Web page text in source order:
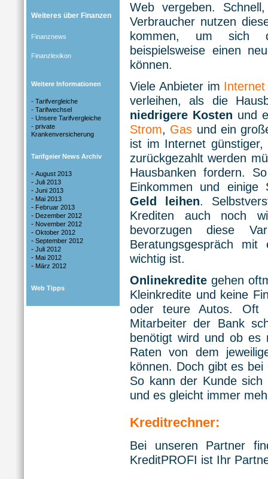
Weiteres über Finanzen
Finanznews
Finanzlexikon
Weitere Informationen
- Tarifvergleiche
- Tarifwechsel
- Unsere Tarifvergleiche
- private
Krankenversicherung
Tarifgeier News Archiv
- August 2013
- Juli 2013
- Juni 2013
- Mai 2013
- Februar 2013
- Dezember 2012
- November 2012
- Oktober 2012
- September 2012
- Juli 2012
- Mai 2012
- März 2012
Web Tipps
Web vergeben.
Verbraucher nutzen
kommen, um sich
beispielsweise einen
können.
Viele Anbieter im Internet
verleihen, als die
niedrigere Kosten und
Strom, Gas und ein
ist im Internet
zurückgezahlt werden
Hausbanken fordern.
Einkommen und einige
Geld leihen.
Krediten auch noch
bevorzugen diese
Beratungsgespräch mit
wichtig ist.
Onlinekredite gehen
Kleinkredite und keine
oder teure Autos. Oft
Mitarbeiter der Bank
benötigt wird und ob es
Raten von dem
können. Doch gibt es bei
So kann der Kunde
und es gleicht immer
Kreditrechner:
Bei unseren Partner
KreditPROFI ist Ihr